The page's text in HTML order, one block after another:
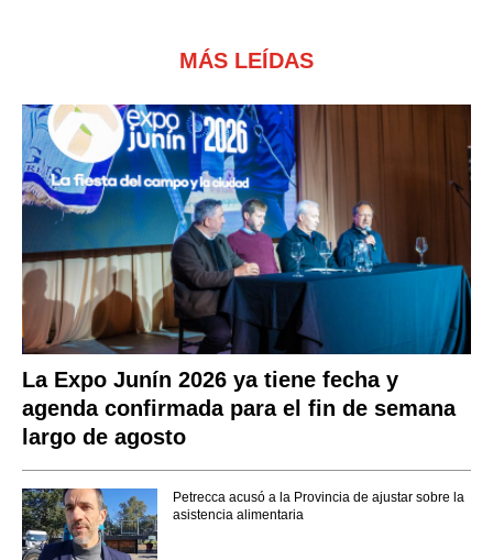
MÁS LEÍDAS
La Expo Junín 2026 ya tiene fecha y
agenda confirmada para el fin de semana
largo de agosto
Petrecca acusó a la Provincia de ajustar sobre la
asistencia alimentaria